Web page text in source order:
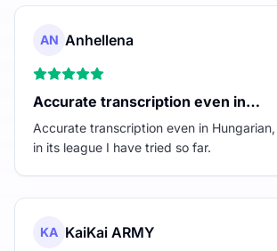
AN Anhellena
Accurate transcription even in…
Accurate transcription even in
in its league I have tried so far.
KA KaiKai ARMY